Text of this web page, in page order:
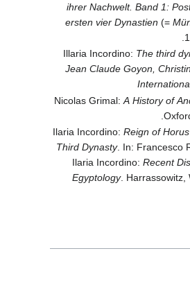
ihrer Nachwelt. Band 1:
ersten vier Dynastien (=
Illaria Incordino: The third
Jean Claude Goyon,
Nicolas Grimal:A History of
Ilaria Incordino:Reign of
Third Dynasty. In: Francesco
Ilaria Incordino:Recent
Egyptology. Harrassowitz,